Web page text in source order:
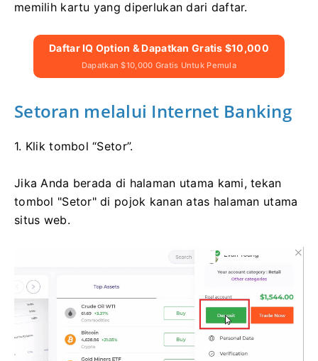
memilih kartu yang diperlukan dari daftar.
Daftar IQ Option & Dapatkan Gratis $10,000
Dapatkan $10,000 Gratis Untuk Pemula
Setoran melalui Internet Banking
1. Klik tombol “Setor”.
Jika Anda berada di halaman utama kami, tekan
tombol "Setor" di pojok kanan atas halaman utama
situs web.